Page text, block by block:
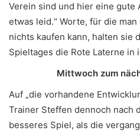
Verein sind und hier eine gute
etwas leid.“ Worte, für die
nichts kaufen kann, halten sie
Spieltages die Rote Laterne in
Mittwoch zum
Auf „die vorhandene
Trainer Steffen dennoch nach
besseres Spiel, als die